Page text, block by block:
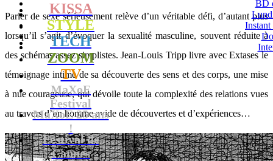
KISSA
STYLE
TECH
ZOOM
TV
MaXoE
Festival
MaXoE 25 ans
!
Festival de
Cannes
BD
Instant
Parler de sexe sérieusement relève d’un véritable défi, d’autant plus
lorsqu’il s’agit d’évoquer la sexualité masculine, souvent réduite à
des schémas assez simplistes. Jean-Louis Tripp livre avec Extases le
témoignage intime de sa découverte des sens et des corps, une mise
à nue courageuse, qui dévoile toute la complexité des relations vues
au travers d’un homme avide de découvertes et d’expériences…